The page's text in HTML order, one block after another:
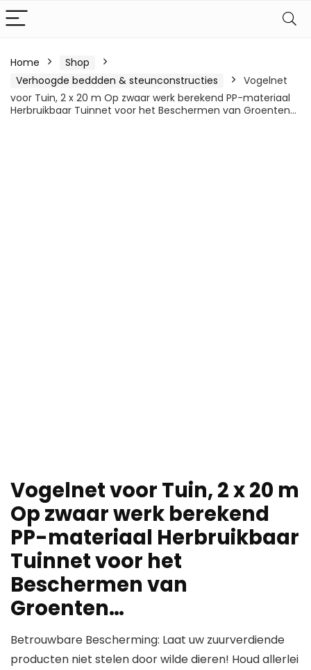
Home
Shop
Verhoogde beddden & steunconstructies
Vogelnet
voor Tuin, 2 x 20 m Op zwaar werk berekend PP-materiaal
Herbruikbaar Tuinnet voor het Beschermen van Groenten…
Vogelnet voor Tuin, 2 x 20 m
Op zwaar werk berekend
PP-materiaal Herbruikbaar
Tuinnet voor het
Beschermen van
Groenten…
Betrouwbare Bescherming: Laat uw zuurverdiende
producten niet stelen door wilde dieren! Houd allerlei